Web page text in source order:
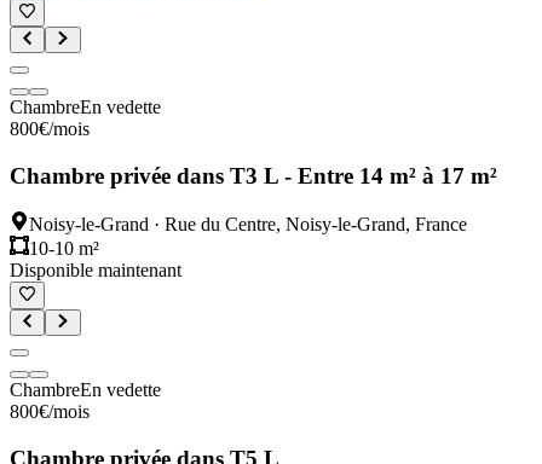
ChambreEn vedette
800€/mois
Chambre privée dans T3 L - Entre 14 m² à 17 m²
Noisy-le-Grand · Rue du Centre, Noisy-le-Grand, France
10-10 m²
Disponible maintenant
ChambreEn vedette
800€/mois
Chambre privée dans T5 L